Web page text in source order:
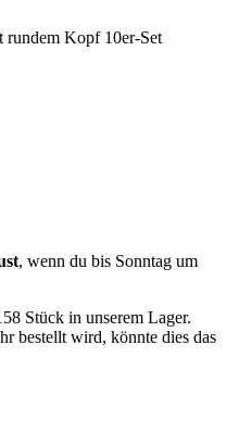
rundem Kopf 10er-Set
, wenn du bis Sonntag um
Stück in unserem Lager.
bestellt wird, könnte dies das